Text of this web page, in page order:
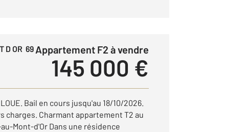
D OR 69
Appartement F2 à vendre
145 000 €
Bail en cours jusqu'au 18/10/2026.
charges. Charmant appartement T2 au
Mont-d'Or Dans une résidence